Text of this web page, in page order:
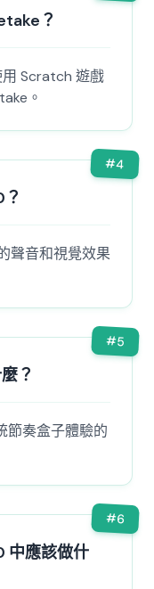
？
用 Scratch 遊戲
。
#4
聲音和視覺效果
#5
？
節奏盒子體驗的
#6
中應該做什